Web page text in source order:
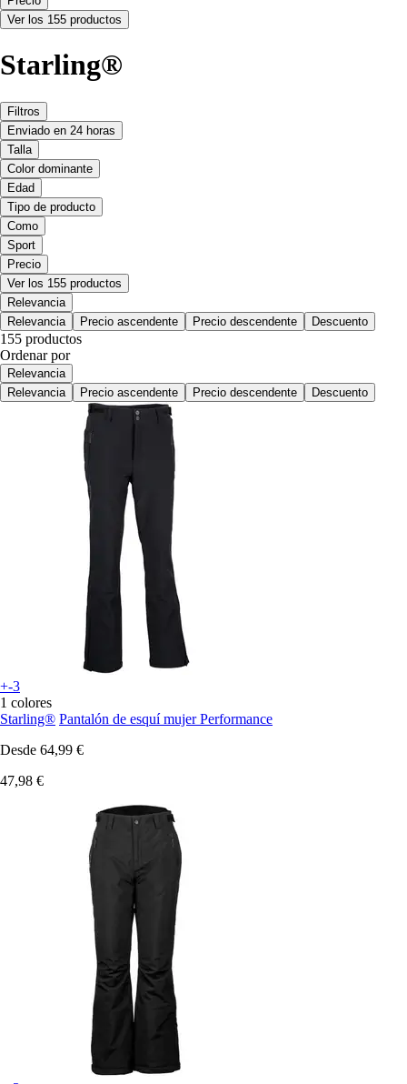
Ver los 155 productos
Starling®
Filtros
Enviado en 24 horas
Talla
Color dominante
Edad
Tipo de producto
Como
Sport
Precio
Ver los 155 productos
Relevancia
Relevancia
Precio ascendente Precio descendente Descuento
155 productos
Ordenar por
Relevancia
Relevancia
Precio ascendente Precio descendente Descuento
+-3
1 colores
Starling® Pantalón de esquí mujer Performance
Desde 64,99 €
47,98 €